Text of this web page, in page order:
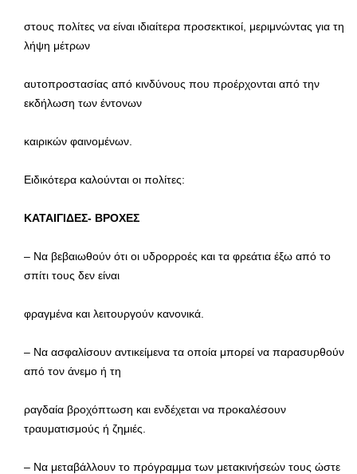
στους πολίτες να είναι ιδιαίτερα προσεκτικοί, μεριμνώντας για τη
λήψη μέτρων
αυτοπροστασίας από κινδύνους που προέρχονται από την
εκδήλωση των έντονων
καιρικών φαινομένων.
Ειδικότερα καλούνται οι πολίτες:
ΚΑΤΑΙΓΙΔΕΣ- ΒΡΟΧΕΣ
– Να βεβαιωθούν ότι οι υδρορροές και τα φρεάτια έξω από το
σπίτι τους δεν είναι
φραγμένα και λειτουργούν κανονικά.
– Να ασφαλίσουν αντικείμενα τα οποία μπορεί να παρασυρθούν
από τον άνεμο ή τη
ραγδαία βροχόπτωση και ενδέχεται να προκαλέσουν
τραυματισμούς ή ζημιές.
– Να μεταβάλλουν το πρόγραμμα των μετακινήσεών τους ώστε